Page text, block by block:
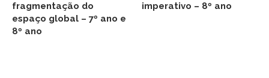
fragmentação do
espaço global – 7º ano e
8º ano
imperativo – 8º ano